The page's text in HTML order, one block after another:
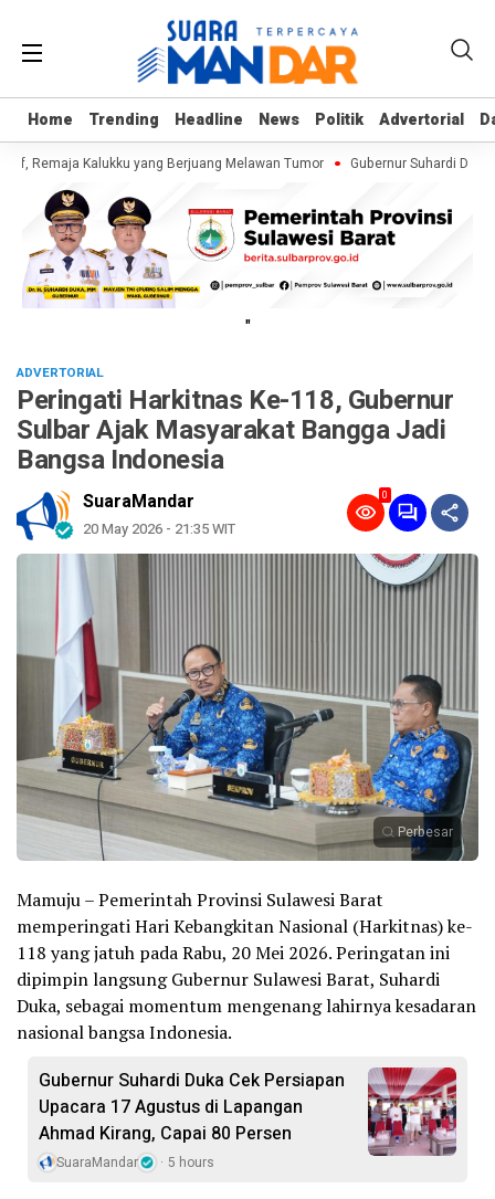
Home Trending Headline News Politik Advertorial
Home Trending Headline News Politik Advertorial
Remaja Kalukku yang Berjuang Melawan Tumor Gubernur Suhardi Duka
"
ADVERTORIAL
Peringati Harkitnas Ke-118, Gubernur
Sulbar Ajak Masyarakat Bangga Jadi
Bangsa Indonesia
SuaraMandar
20 May 2026 - 21:35 WIT
0
Perbesar
Mamuju – Pemerintah Provinsi Sulawesi Barat
memperingati Hari Kebangkitan Nasional (Harkitnas) ke-
118 yang jatuh pada Rabu, 20 Mei 2026. Peringatan ini
dipimpin langsung Gubernur Sulawesi Barat, Suhardi
Duka, sebagai momentum mengenang lahirnya kesadaran
nasional bangsa Indonesia.
Gubernur Suhardi Duka Cek Persiapan
Upacara 17 Agustus di Lapangan
Ahmad Kirang, Capai 80 Persen
SuaraMandar 5 hours